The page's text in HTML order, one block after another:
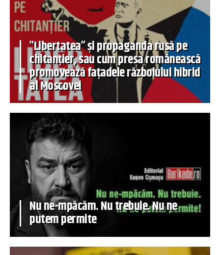
”Libertatea” și propaganda rusă pe
chitanțier, sau cum presa românească
promovează fațadele războiului hibrid
al Moscovei
Nu ne-mpăcăm. Nu trebuie. Nu ne
putem permite